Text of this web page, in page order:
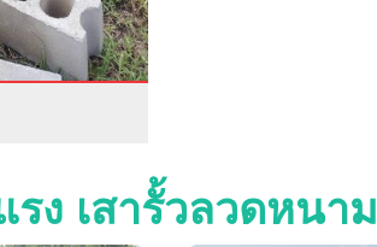
รง เสารั้วลวดหนาม